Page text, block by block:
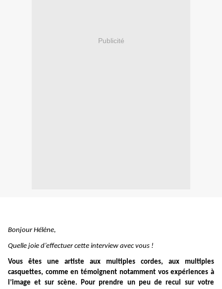
Publicité
Bonjour Hélène,
Quelle joie d’effectuer cette interview avec vous !
Vous êtes une artiste aux multiples cordes, aux multiples
casquettes, comme en témoignent notamment vos expériences à
l’image et sur scène. Pour prendre un peu de recul sur votre